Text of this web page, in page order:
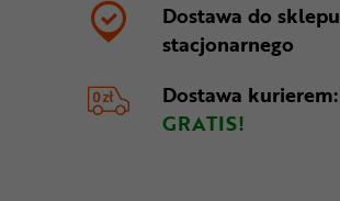
Dostawa do sklepu
stacjonarnego
Dostawa kurierem:
GRATIS!